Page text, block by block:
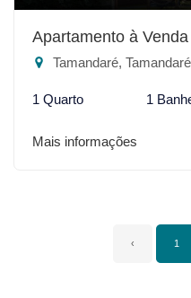
Apartamento à
Tamandaré,
1 Quarto 1
Mais informações
‹ 1